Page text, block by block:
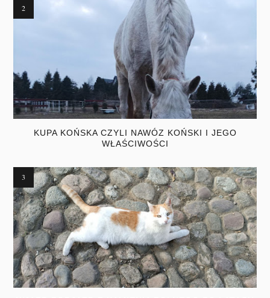
KUPA KOŃSKA CZYLI NAWÓZ KOŃSKI I JEGO
WŁAŚCIWOŚCI